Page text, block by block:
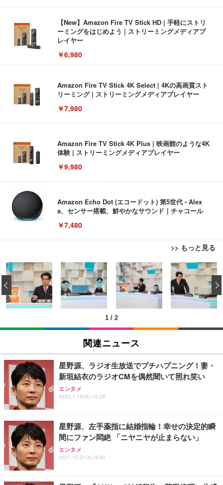
【New】Amazon Fire TV Stick HD | 手軽にストリ
ーミングをはじめよう | ストリーミングメディアプ
レイヤー
￥6,980
Amazon Fire TV Stick 4K Select | 4Kの高画質スト
リーミング | ストリーミングメディアプレイヤー
￥7,980
Amazon Fire TV Stick 4K Plus | 映画館のような4K
体験 | ストリーミングメディアプレイヤー
￥9,980
Amazon Echo Dot (エコードット) 第5世代 - Alex
a、センサー搭載、鮮やかなサウンド｜チャコール
￥7,480
>> もっと見る
[EdoErgo] オフィスチェア 椅子 テレワーク 疲れな
い 跳ね上げ式アームレスト コンパクト 約105度ロッ
キング pc 事務椅子 360度回転 座面昇降 強化ナイロ
ン樹脂ベース 通気性メッシュ 在宅ワーク H-WY01
(黒網+黒枠+黒足)
￥5,699
SIHOO B100 オフィスチェア／デスクチェア メッシ
ュチェア 人間工学 疲れない ブラック
￥27,999
Sezlife オフィスチェア デスクチェア 疲れない テレ
ワーク チェア 強化バックレスト 30度ロッキング機
能 人間工学 椅子 腰サポート 90度跳ね上げ式アーム
ョン PCチェア 通気性メッシュ ゲーミング/勉強/事
務用 おしゃれ パソコンチェア (ブラック)
Sezlife オフィスチェア デスクチェア 疲れない テレ
ワーク チェア 強化バックレスト 30度ロッキング機
能 人間工学 椅子 腰サポート 90度跳ね上げ式アーム
EIZO ビジネス向けプレミアムモニター | FlexScan
EV3240X-WT | 31.5型4K UHD・USB Type-C・ホワ
イト
￥105,595
EIZO ビジネス向けプレミアムモニター | FlexScan
￥109,572
【純正品】27"ゲーミングモニター DualSense 充電
フック付き（CFI-ZDM1J）
【整備済み品】Dell E2724HS 27インチ 液晶モニタ
ー フルHD（1920×1080）VA 非光沢 HDMI/DisplayP
ort/VGA スピーカー内蔵 高さ調整 スイベル VESA対
Amazonベーシック ペットシーツ 薄型 レギュラー 1
回使い捨て 無香料 ホワイト 300枚
￥3,373
Amazonベーシック ペットシーツ 厚型 ワイド 42枚
x2袋(84枚) ホワイト(吸収面:ライトブルー)
￥3,234
ネオ・ルーライフ ネオ・オムツ L 中型犬用 26枚入
り 単品
Smart Basic(スマートベーシック) 【Amazon.co.jp
限定】 Smart Basic アイリスオーヤマ ペットシーツ
超厚型 お徳用 ワイド 100枚入 (x 1) (ケース販売)
1 / 2
‹
関連ニュース
星野源、ラジオ生放送でプチハプニング！妻・
新垣結衣のラジオCMを偶然聞いて照れ笑い
エンタメ
2022.1.19(水) 16:26
星野源、左手薬指に結婚指輪！幸せの決定的瞬
間にファン悶絶 「ニヤニヤが止まらない」
エンタメ
2021.12.21(火) 6:00